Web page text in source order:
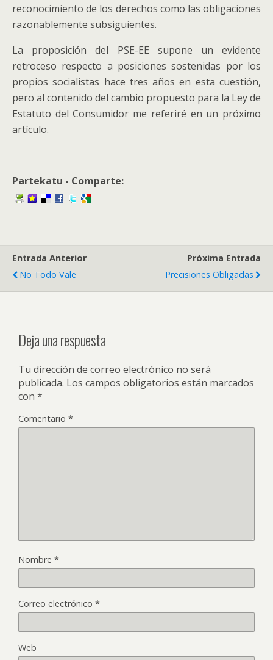
reconocimiento de los derechos como las obligaciones
razonablemente subsiguientes.
La proposición del PSE-EE supone un evidente
retroceso respecto a posiciones sostenidas por los
propios socialistas hace tres años en esta cuestión,
pero al contenido del cambio propuesto para la Ley de
Estatuto del Consumidor me referiré en un próximo
artículo.
Partekatu - Comparte:
Entrada Anterior
No Todo Vale
Próxima Entrada
Precisiones Obligadas
Deja una respuesta
Tu dirección de correo electrónico no será
publicada. Los campos obligatorios están marcados
con *
Comentario *
Nombre *
Correo electrónico *
Web